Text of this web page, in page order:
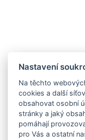
Nastavení
Na těchto
cookies a další
obsahovat osobní
stránky a jaký
pomáhají
pro Vás a ostatní